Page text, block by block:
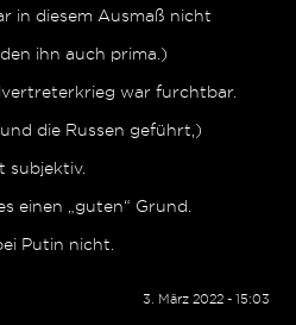
in diesem Ausmaß nicht
ihn auch prima.)
war furchtbar.
die Russen geführt,)
subjektiv.
einen „guten“ Grund.
Putin nicht.
3. März 2022 - 15:03